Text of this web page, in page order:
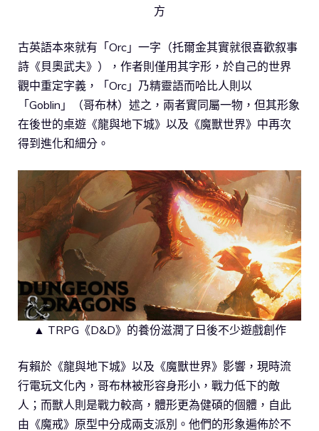
方
古英語本來就有「Orc」一字（托爾金其實就很喜歡叙事
詩《貝奧武夫》），作者則僅用其字形，於自己的世界
觀中重定字義，「Orc」乃精靈語而哈比人則以
「Goblin」（哥布林）述之，兩者實同屬一物，但其形象
在後世的桌遊《龍與地下城》以及《魔獸世界》中再次
得到進化和細分。
▲ TRPG《D&D》的養份滋潤了日後不少遊戲創作
有賴於《龍與地下城》以及《魔獸世界》影響，現時流
行電玩文化內，哥布林被形容身形小，戰力低下的敵
人；而獸人則是戰力較高，體形更為健碩的個體，自此
由《魔戒》原型中分成兩支派別。他們的形象遍佈於不